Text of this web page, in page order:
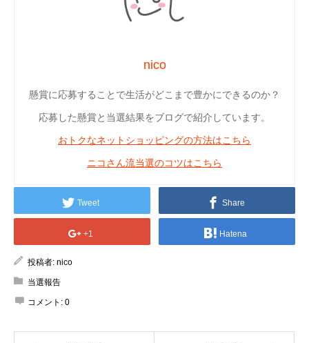
nico
懸賞に応募することで生活がどこまで豊かにできるのか？
応募した懸賞と当選結果をブログで紹介しています。
おトクなネットショッピングの方法はこちら
ニコさん流当選のコツはこちら
Tweet Share
+1 Hatena
投稿者: nico
当選報告
コメント: 0